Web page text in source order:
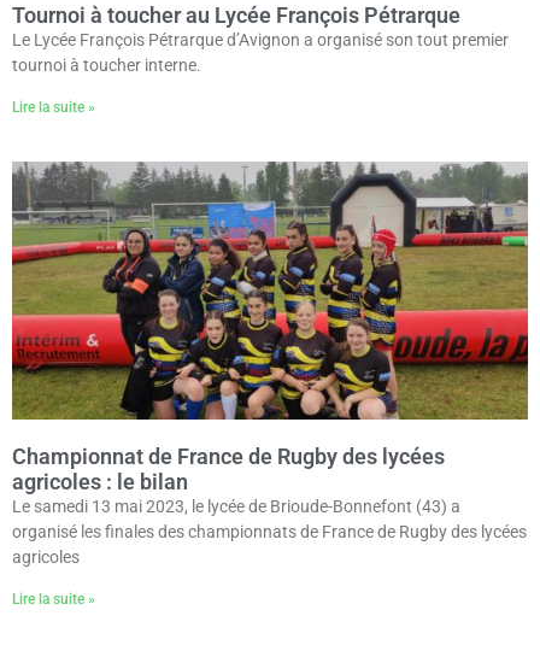
Tournoi à toucher au Lycée François Pétrarque
Le Lycée François Pétrarque d’Avignon a organisé son tout premier
tournoi à toucher interne.
Lire la suite »
Championnat de France de Rugby des lycées
agricoles : le bilan
Le samedi 13 mai 2023, le lycée de Brioude-Bonnefont (43) a
organisé les finales des championnats de France de Rugby des lycées
agricoles
Lire la suite »